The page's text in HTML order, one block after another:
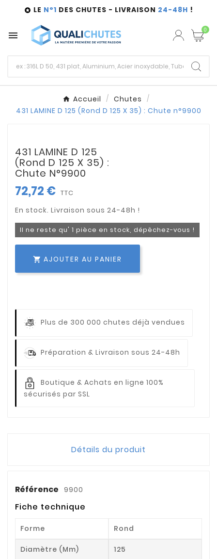
 LE N°1 DES CHUTES - LIVRAISON 24-48H !
 0
Accueil
Chutes
431 LAMINE D 125 (Rond D 125 X 35) : Chute n°9900
431 LAMINE D 125
(Rond D 125 X 35) :
Chute N°9900
72,72 € TTC
Il ne reste qu' 1 pièce en stock, dépêchez-vous !
 AJOUTER AU PANIER
Plus de 300 000 chutes déjà vendues
Préparation & Livraison sous 24-48h
Boutique & Achats en ligne 100%
sécurisés par SSL
Détails du produit
Référence 9900
Fiche technique
Forme Rond
Diamètre (mm) 125